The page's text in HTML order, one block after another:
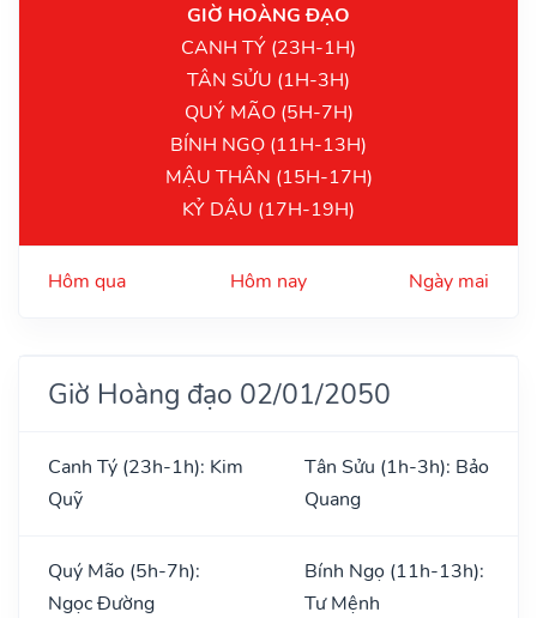
GIỜ HOÀNG ĐẠO
CANH TÝ (23H-1H)
TÂN SỬU (1H-3H)
QUÝ MÃO (5H-7H)
BÍNH NGỌ (11H-13H)
MẬU THÂN (15H-17H)
KỶ DẬU (17H-19H)
Hôm qua Hôm nay Ngày mai
Giờ Hoàng đạo 02/01/2050
Canh Tý (23h-1h): Kim
Quỹ
Tân Sửu (1h-3h): Bảo
Quang
Quý Mão (5h-7h):
Ngọc Đường
Bính Ngọ (11h-13h):
Tư Mệnh